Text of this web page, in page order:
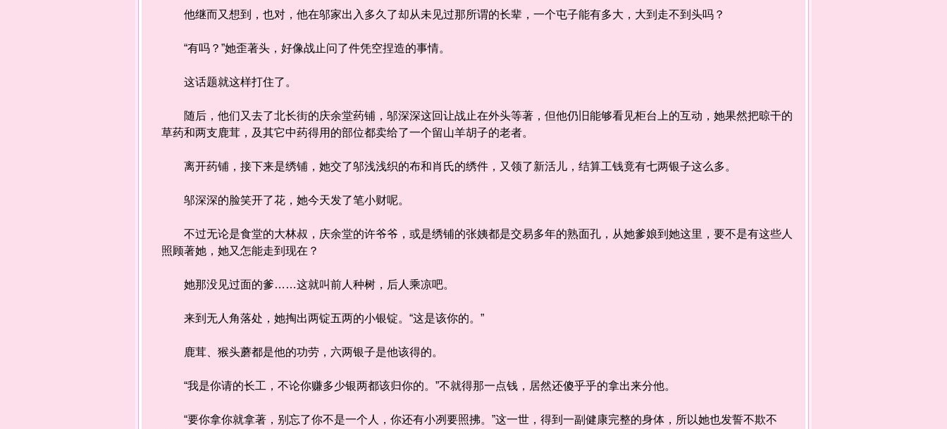
他继而又想到，也对，他在邬家出入多久了却从未见过那所谓的长辈，一个屯子能有多大，大到走不到头吗？
“有吗？”她歪著头，好像战止问了件凭空捏造的事情。
这话题就这样打住了。
随后，他们又去了北长街的庆余堂药铺，邬深深这回让战止在外头等著，但他仍旧能够看见柜台上的互动，她果然把晾干的
草药和两支鹿茸，及其它中药得用的部位都卖给了一个留山羊胡子的老者。
离开药铺，接下来是绣铺，她交了邬浅浅织的布和肖氏的绣件，又领了新活儿，结算工钱竟有七两银子这么多。
邬深深的脸笑开了花，她今天发了笔小财呢。
不过无论是食堂的大林叔，庆余堂的许爷爷，或是绣铺的张姨都是交易多年的熟面孔，从她爹娘到她这里，要不是有这些人
照顾著她，她又怎能走到现在？
她那没见过面的爹……这就叫前人种树，后人乘凉吧。
来到无人角落处，她掏出两锭五两的小银锭。“这是该你的。”
鹿茸、猴头蘑都是他的功劳，六两银子是他该得的。
“我是你请的长工，不论你赚多少银两都该归你的。”不就得那一点钱，居然还傻乎乎的拿出来分他。
“要你拿你就拿著，别忘了你不是一个人，你还有小冽要照拂。”这一世，得到一副健康完整的身体，所以她也发誓不欺不